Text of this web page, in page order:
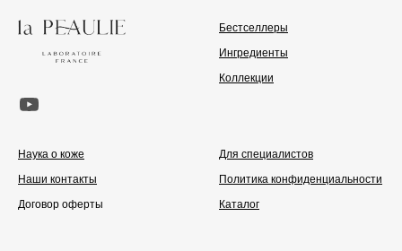
Бестселлеры
Ингредиенты
Коллекции
Наука о коже
Наши контакты
Договор оферты
Для специалистов
Политика конфиденциальности
Каталог